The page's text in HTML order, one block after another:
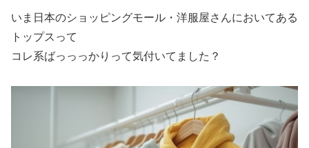
いま日本のショッピングモール・洋服屋さんにおいてある
トップスって
コレ系ばっっっかりって気付いてました？